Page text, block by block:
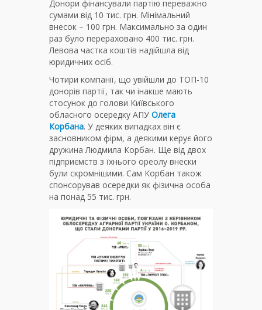
Донори фінансували партію переважно
сумами від 10 тис. грн. Мінімальний
внесок – 100 грн. Максимально за один
раз було перераховано 400 тис. грн.
Левова частка коштів надійшла від
юридичних осіб.
Чотири компанії, що увійшли до ТОП-10
донорів партії, так чи інакше мають
стосунок до голови Київського
обласного осередку АПУ Олега
Корбана. У деяких випадках він є
засновником фірм, а деякими керує його
дружина Людмила Корбан. Ще від двох
підприємств з їхнього ореолу внески
були скромнішими. Сам Корбан також
спонсорував осередки як фізична особа
на понад 55 тис. грн.